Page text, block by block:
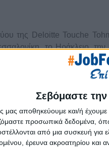
Σεβόμαστε την
μας αποθηκεύουμε και/ή
προσωπικά δεδομένα,
από μια συσκευή για
έρευνα ακροατηρίου και
της Deloitte Touche
το Ηράκλειο, την
σημαντική εμπειρία και
καθώς και σε
της. Για αυτό,
εστιάζει την προσοχή